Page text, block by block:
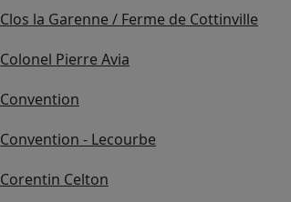
Clos la Garenne / Ferme de Cottinville
Colonel Pierre Avia
Convention
Convention - Lecourbe
Corentin Celton